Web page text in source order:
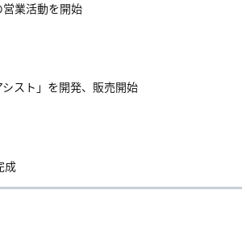
業活動を開始
スト」を開発、販売開始
成